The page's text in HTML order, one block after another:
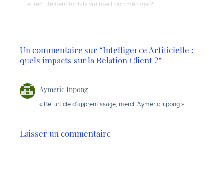
et recrutement font-ils vraiment bon ménage ?
Un commentaire sur “Intelligence Artificielle :
quels impacts sur la Relation Client ?”
Aymeric Inpong
« Bel article d’apprentissage, merci! Aymeric Inpong »
Laisser un commentaire